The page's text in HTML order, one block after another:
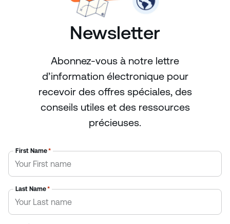
Newsletter
Abonnez-vous à notre lettre
d’information électronique pour
recevoir des offres spéciales, des
conseils utiles et des ressources
précieuses.
First Name*
Last Name*